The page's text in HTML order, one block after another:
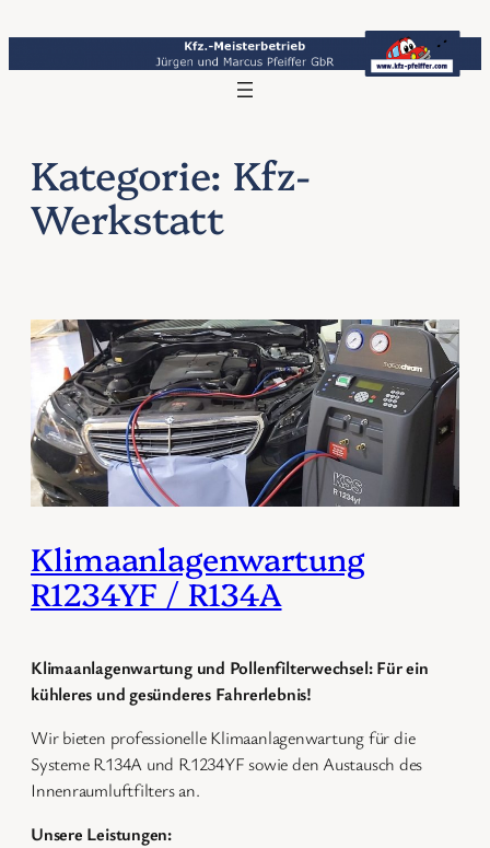
Kategorie: Kfz-
Werkstatt
Klimaanlagenwartung
R1234YF / R134A
Klimaanlagenwartung und Pollenfilterwechsel: Für ein
kühleres und gesünderes Fahrerlebnis!
Wir bieten professionelle Klimaanlagenwartung für die
Systeme R134A und R1234YF sowie den Austausch des
Innenraumluftfilters an.
Unsere Leistungen: